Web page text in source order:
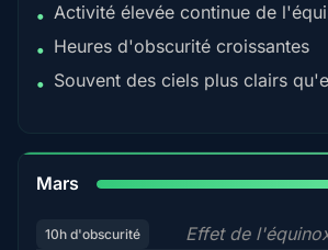
• Activité élevée continue de
• Heures d'obscurité croissantes
• Souvent des ciels plus clairs
Mars
10h d'obscurité
Effet de